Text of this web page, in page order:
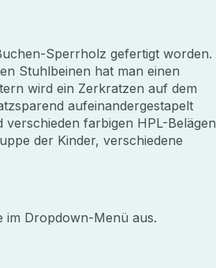
Sperrholz gefertigt worden.
Stuhlbeinen hat man einen
wird ein Zerkratzen auf dem
aufeinandergestapelt
farbigen HPL-Belägen
der Kinder, verschiedene
im Dropdown-Menü aus.